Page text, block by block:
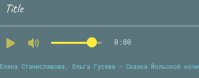
Title
0:00
Елена Станиславова, Ольга Гусева - Сказка Йольской ночи